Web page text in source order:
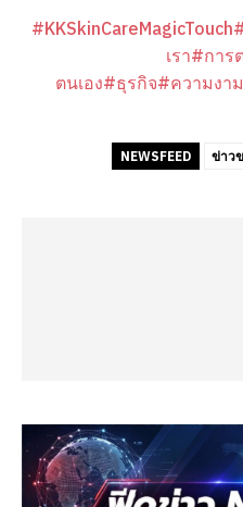
#KKSkinCareMagicTouch
เรา#การ
ตนเอง#ธุรกิจ#ความงาม
NEWSFEED ข่าว